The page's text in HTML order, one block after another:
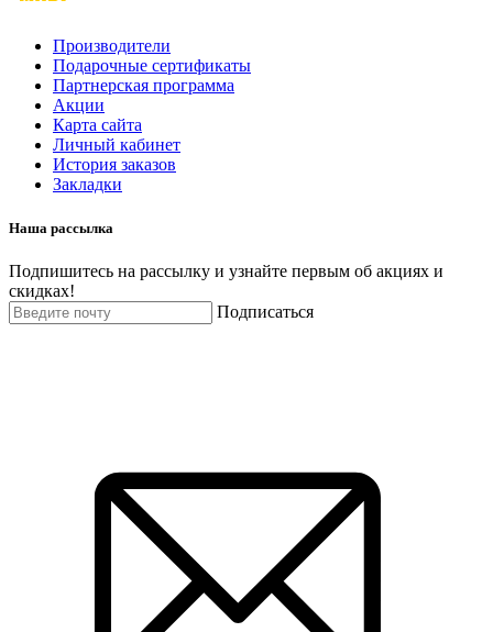
Производители
Подарочные сертификаты
Партнерская программа
Акции
Карта сайта
Личный кабинет
История заказов
Закладки
Наша рассылка
Подпишитесь на рассылку и узнайте первым об акциях и
скидках!
Подписаться